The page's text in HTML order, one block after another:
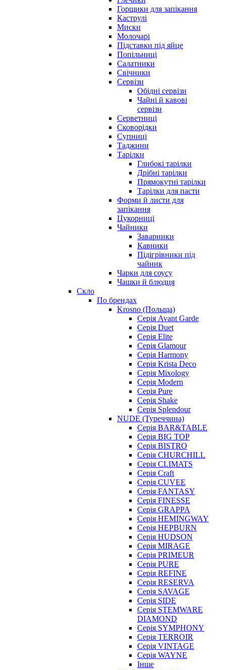
Горщики для запікання
Каструлі
Миски
Молочарі
Підставки під яйце
Попільниці
Салатники
Свічники
Сервізи
Обідні сервізи
Чайні й кавові
сервізи
Серветниці
Сковорідки
Супниці
Таджини
Тарілки
Глибокі тарілки
Дрібні тарілки
Прямокутні тарілки
Тарілки для пасти
Форми й листи для
запікання
Цукорниці
Чайники
Заварники
Кавники
Підігрівники під
чайник
Чарки для соусу
Чашки й блюдця
Скло
По брендах
Krosno (Польща)
Серія Avant Garde
Серія Duet
Серія Elite
Серія Glamour
Серія Harmony
Серія Krista Deco
Серія Mixology
Серія Modern
Серія Pure
Серія Shake
Серія Splendour
NUDE (Туреччина)
Серія BAR&TABLE
Серія BIG TOP
Серія BISTRO
Серія CHURCHILL
Серія CLIMATS
Серія Craft
Серія CUVEE
Серія FANTASY
Серія FINESSE
Серія GRAPPA
Серія HEMINGWAY
Серія HEPBURN
Серія HUDSON
Серія MIRAGE
Серія PRIMEUR
Серія PURE
Серія REFINE
Серія RESERVA
Серія SAVAGE
Серія SIDE
Серія STEMWARE
DIAMOND
Серія SYMPHONY
Серія TERROIR
Серія VINTAGE
Серія WAYNE
Інше